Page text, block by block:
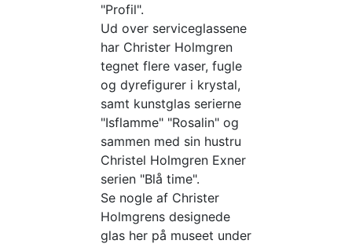
"Profil".
Ud over serviceglassene
har Christer Holmgren
tegnet flere vaser, fugle
og dyrefigurer i krystal,
samt kunstglas serierne
"Isflamme" "Rosalin" og
sammen med sin hustru
Christel Holmgren Exner
serien "Blå time".
Se nogle af Christer
Holmgrens designede
glas her på museet under